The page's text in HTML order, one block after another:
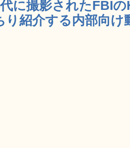
に撮影されたFBI
り紹介する内部向け